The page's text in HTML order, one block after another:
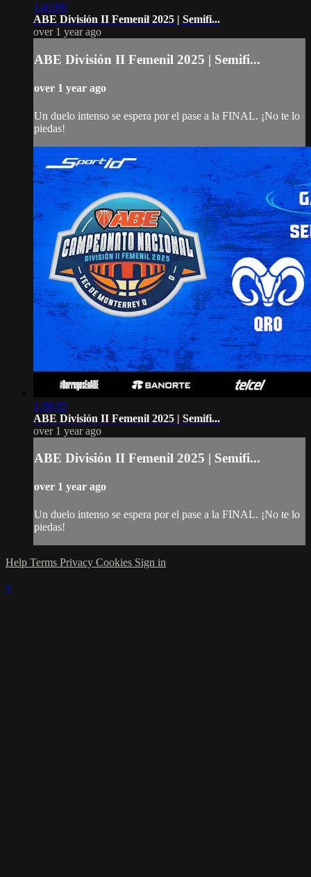
1:41:06
ABE División II Femenil 2025 | Semifi...
over 1 year ago
ABE División II Femenil 2025 | Semifi...
over 1 year ago
Un duelo intenso se espera por el pase a la FINAL. ¡No te lo
piedas!
1:39:35
ABE División II Femenil 2025 | Semifi...
over 1 year ago
ABE División II Femenil 2025 | Semifi...
over 1 year ago
Un duelo intenso se espera por el pase a la FINAL. ¡No te lo
piedas!
Help Terms Privacy Cookies Sign in
×